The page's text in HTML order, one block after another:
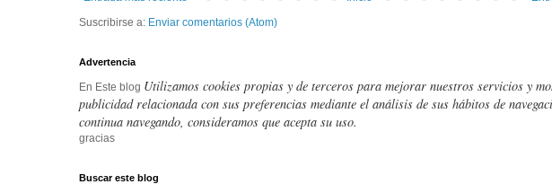
Suscribirse a: Enviar comentarios (Atom)
Advertencia
En Este blog Utilizamos cookies propias y de terceros para mejorar nuestros servicios y
publicidad relacionada con sus preferencias mediante el análisis de sus hábitos de
continua navegando, consideramos que acepta su uso.
gracias
Buscar este blog